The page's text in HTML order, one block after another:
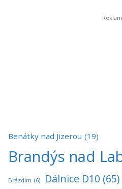
Benátky nad Jizerou (19)
Brandýs nad
Brázdim (6) Dálnice D10 (65)